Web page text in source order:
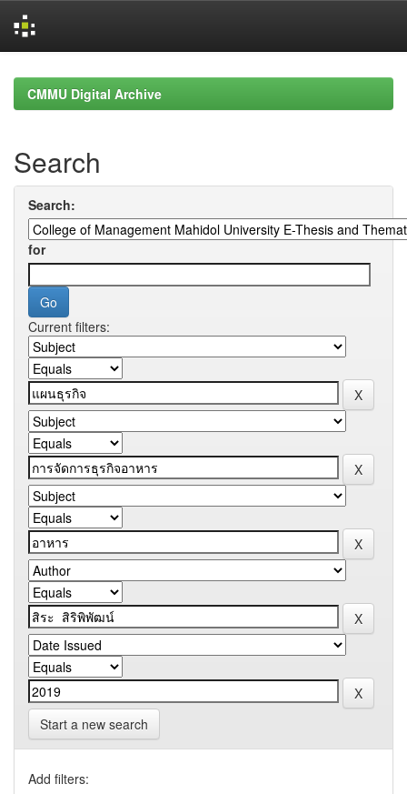
navigationCMMU Digital Archive
Search
Search:
for
Current filters:
Start a new search
Add filters: